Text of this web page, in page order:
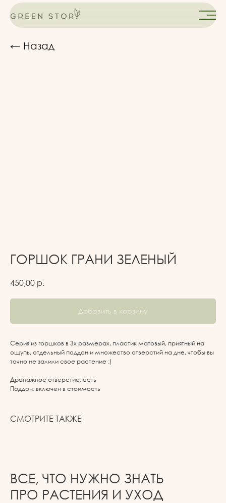
← Назад
ГОРШОК ГРАНИ ЗЕЛЕНЫЙ
450,00 р.
Добавить в корзину
Серия из горшков в 3х размерах, пластик матовый, приятный на
ощупь, отдельный поддон и множество отверстий на дне, чтобы вы
точно не залили свое растение :)
Дренажное отверстие: есть
Поддон: включен в стоимость
СМОТРИТЕ ТАКЖЕ
ВСЕ, ЧТО НУЖНО ЗНАТЬ
ПРО РАСТЕНИЯ И УХОД